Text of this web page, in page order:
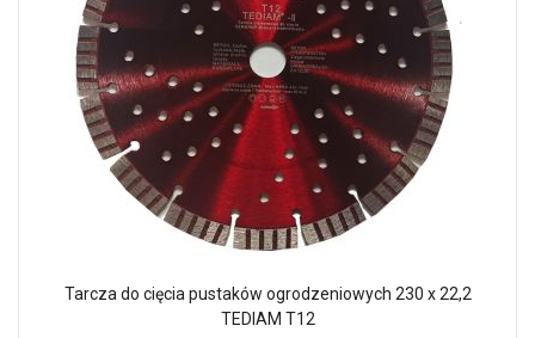
Tarcza do cięcia pustaków ogrodzeniowych 230 x 22,2
TEDIAM T12